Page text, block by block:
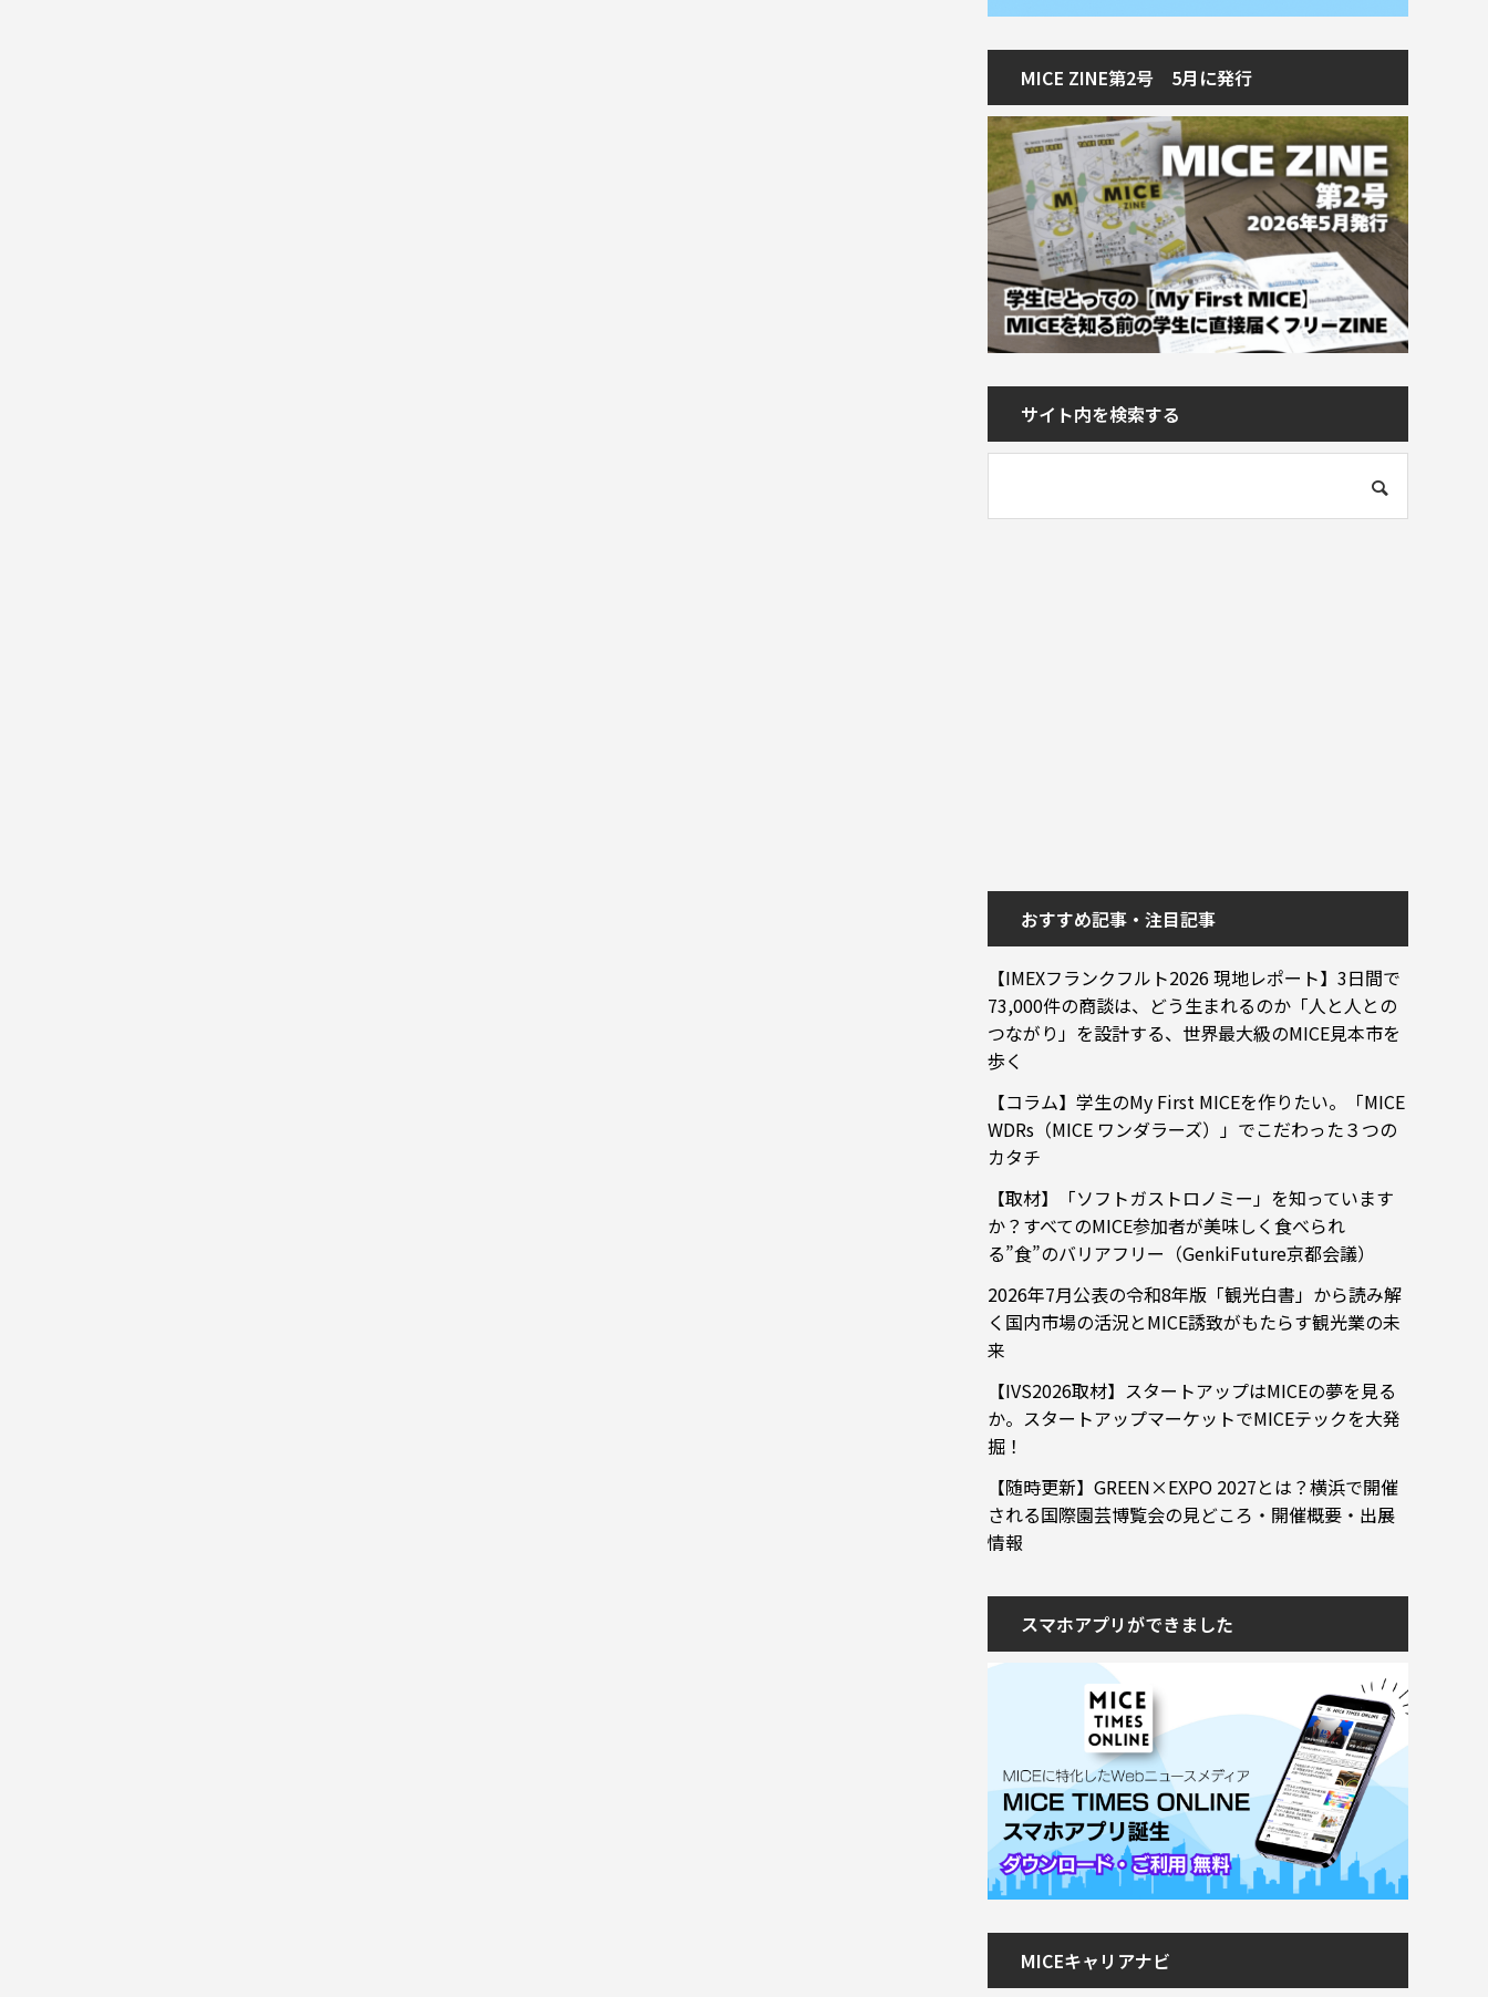
MICE ZINE第2号 5月に発行
サイト内を検索する
おすすめ記事・注目記事
【IMEXフランクフルト2026 現地レポート】3日間で
73,000件の商談は、どう生まれるのか「人と人との
つながり」を設計する、世界最大級のMICE見本市を
歩く
【コラム】学生のMy First MICEを作りたい。「MICE
WDRs（MICE ワンダラーズ）」でこだわった３つの
カタチ
【取材】「ソフトガストロノミー」を知っています
か？すべてのMICE参加者が美味しく食べられ
る”食”のバリアフリー（GenkiFuture京都会議）
2026年7月公表の令和8年版「観光白書」から読み解
く国内市場の活況とMICE誘致がもたらす観光業の未
来
【IVS2026取材】スタートアップはMICEの夢を見る
か。スタートアップマーケットでMICEテックを大発
掘！
【随時更新】GREEN×EXPO 2027とは？横浜で開催
される国際園芸博覧会の見どころ・開催概要・出展
情報
スマホアプリができました
MICEキャリアナビ